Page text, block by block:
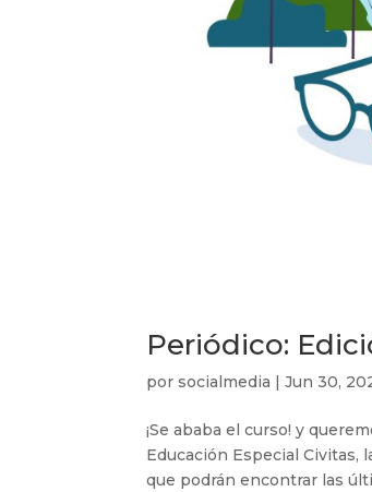
Periódico:
porsocialmedia |Jun 30,
¡Se ababa el curso! y
Educación Especial Civitas,
que podrán encontrar las